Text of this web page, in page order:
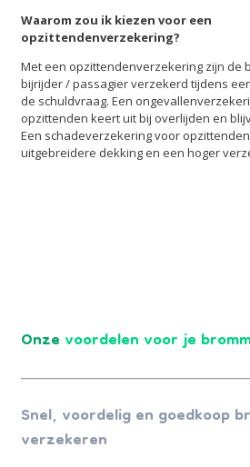
Waarom zou ik kiezen voor een
opzittendenverzekering?
Met een opzittendenverzekering zijn de
bijrijder / passagier verzekerd tijdens
de schuldvraag. Een
opzittenden keert uit bij overlijden en
Een schadeverzekering voor
uitgebreidere dekking en een hoger
Onzevoordelen voor je
Snel, voordelig en goedkoop
verzekeren